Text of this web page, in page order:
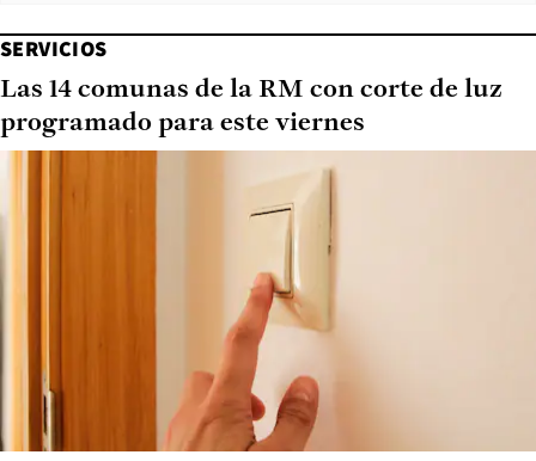
SERVICIOS
Las 14 comunas de la RM con corte de luz
programado para este viernes